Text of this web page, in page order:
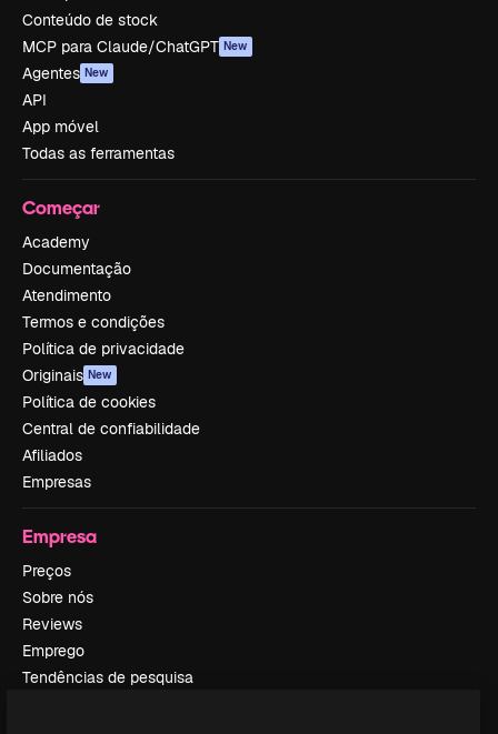
Conteúdo de stock
MCP para Claude/ChatGPT New
Agentes New
API
App móvel
Todas as ferramentas
Começar
Academy
Documentação
Atendimento
Termos e condições
Política de privacidade
Originais New
Política de cookies
Central de confiabilidade
Afiliados
Empresas
Empresa
Preços
Sobre nós
Reviews
Emprego
Tendências de pesquisa